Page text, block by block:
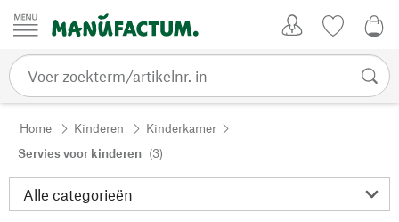
Passer au contenu
Home Kinderen
Kinderkamer
Servies voor kinderen (3)